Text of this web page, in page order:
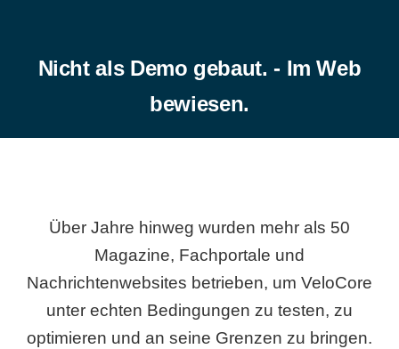
Nicht als Demo gebaut. - Im Web
bewiesen.
Über Jahre hinweg wurden mehr als 50
Magazine, Fachportale und
Nachrichtenwebsites betrieben, um VeloCore
unter echten Bedingungen zu testen, zu
optimieren und an seine Grenzen zu bringen.